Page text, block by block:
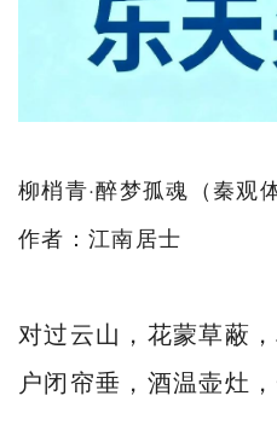
柳梢青·醉梦孤魂（秦观体
作者：江南居士
对过云山，花蒙草蔽，
户闭帘垂，酒温壶灶，